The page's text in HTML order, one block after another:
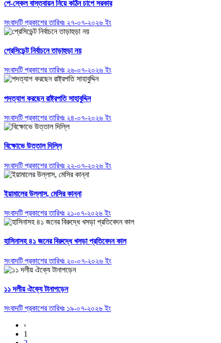
পে-স্কেল বাস্তবায়ন নিয়ে কঠিন চাপে সরকার
সংবাদটি প্রকাশের তারিখঃ ২৭-০৭-২০২৬ ইং
প্রেসিডেন্ট নির্বাচনে তাড়াহুড়া নয়
সংবাদটি প্রকাশের তারিখঃ ২৬-০৭-২০২৬ ইং
পদত্যাগ করছেন রাষ্ট্রপতি সাহাবুদ্দিন
সংবাদটি প্রকাশের তারিখঃ ২৪-০৭-২০২৬ ইং
বিক্ষোভে উত্তাল দিল্লি
সংবাদটি প্রকাশের তারিখঃ ২২-০৭-২০২৬ ইং
ইয়ামালের উল্লাস, মেসির কান্না
সংবাদটি প্রকাশের তারিখঃ ২১-০৭-২০২৬ ইং
হাসিনাসহ ৪১ জনের বিরুদ্ধে খসড়া প্রতিবেদন কাল
সংবাদটি প্রকাশের তারিখঃ ২০-০৭-২০২৬ ইং
১১ দলীয় ঐক্যে টানাপড়েন
সংবাদটি প্রকাশের তারিখঃ ১৯-০৭-২০২৬ ইং
‹
1